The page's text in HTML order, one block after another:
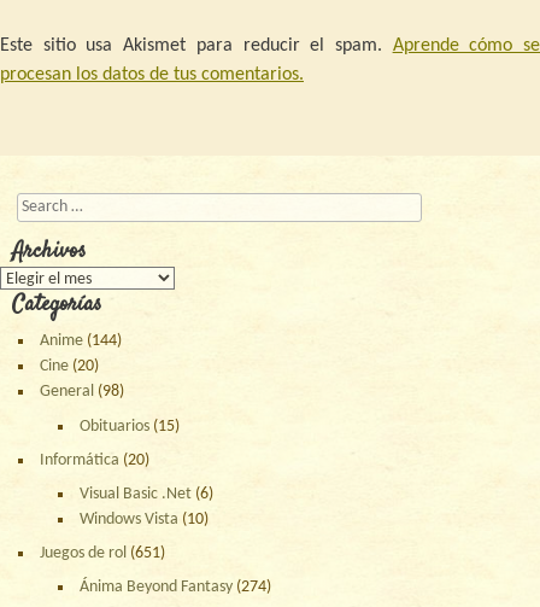
Este sitio usa Akismet para reducir el spam. Aprende cómo se
procesan los datos de tus comentarios.
Buscar
Archivos
Archivos
Categorías
Anime (144)
Cine (20)
General (98)
Obituarios (15)
Informática (20)
Visual Basic .Net (6)
Windows Vista (10)
Juegos de rol (651)
Ánima Beyond Fantasy (274)